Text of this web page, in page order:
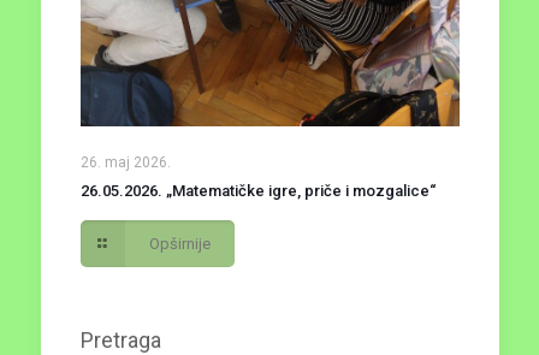
26. maj 2026.
26.05.2026. „Matematičke igre, priče i mozgalice“
Opširnije
Pretraga